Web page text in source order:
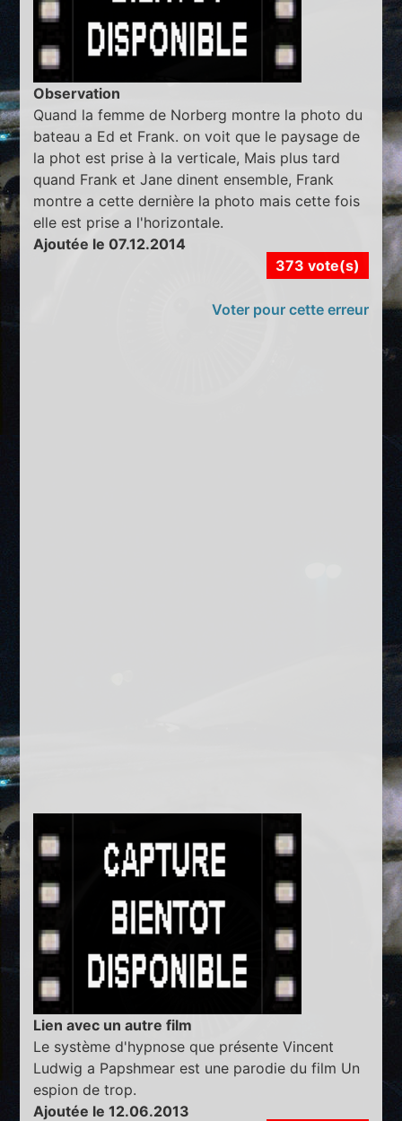
Observation
Quand la femme de Norberg montre la photo du
bateau a Ed et Frank. on voit que le paysage de
la phot est prise à la verticale, Mais plus tard
quand Frank et Jane dinent ensemble, Frank
montre a cette dernière la photo mais cette fois
elle est prise a l'horizontale.
Ajoutée le 07.12.2014
373 vote(s)
Voter pour cette erreur
Lien avec un autre film
Le système d'hypnose que présente Vincent
Ludwig a Papshmear est une parodie du film Un
espion de trop.
Ajoutée le 12.06.2013